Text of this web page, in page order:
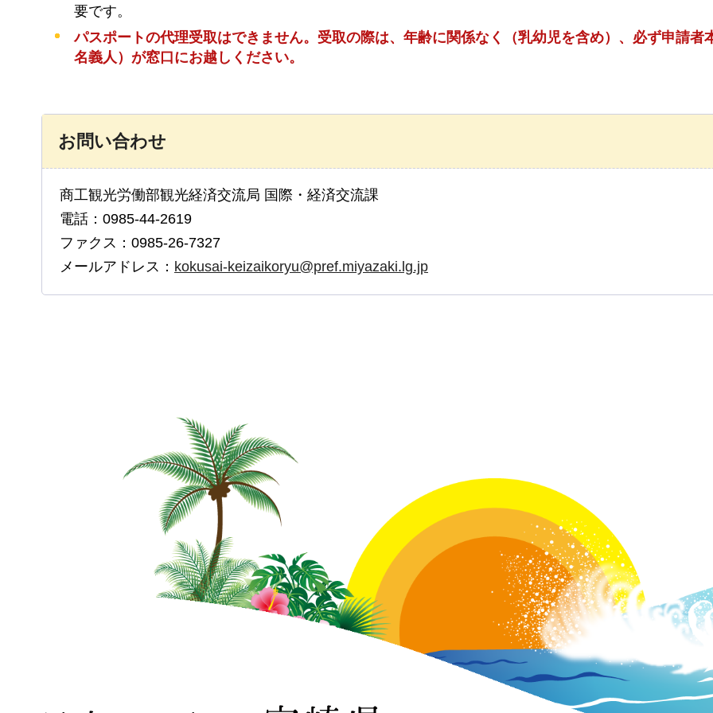
要です。
パスポートの代理受取はできません。受取の際は、年齢に関係なく（乳幼児を含め）、必ず申請者
名義人）が窓口にお越しください。
お問い合わせ
商工観光労働部観光経済交流局 国際・経済交流課
電話：0985-44-2619
ファクス：0985-26-7327
メールアドレス： kokusai-keizaikoryu@pref.miyazaki.lg.jp